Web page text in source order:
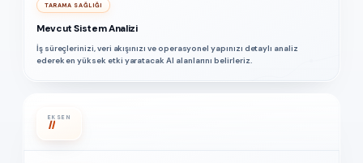
TARAMA SAĞLIĞI
Mevcut Sistem Analizi
İş süreçlerinizi, veri akışınızı ve operasyonel yapınızı detaylı analiz
ederek en yüksek etki yaratacak AI alanlarını belirleriz.
EKSEN
II